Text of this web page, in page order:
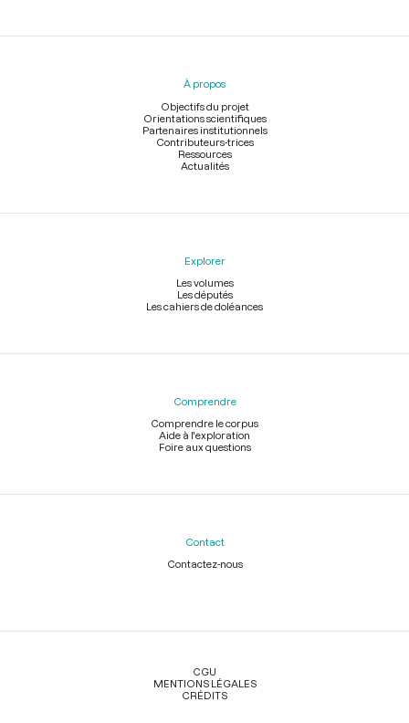
Menu
À propos
Objectifs du projet
Orientations scientifiques
Partenaires institutionnels
Contributeurs-trices
Ressources
Actualités
Explorer
Les volumes
Les députés
Les cahiers de doléances
Comprendre
Comprendre le corpus
Aide à l'exploration
Foire aux questions
Contact
Contactez-nous
Légal
CGU
MENTIONS LÉGALES
CRÉDITS